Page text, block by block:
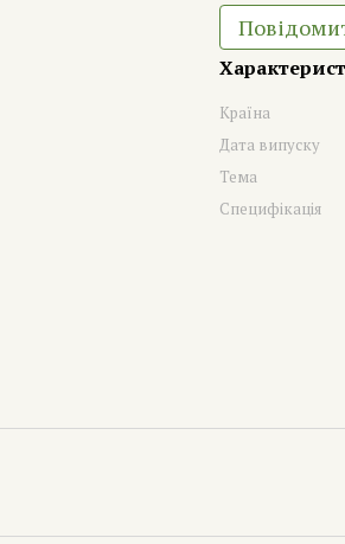
Країна
Дата випуску
Тема
Специфікація